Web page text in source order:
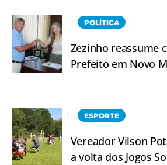
POLÍTICA
Zezinho reassume
Prefeito em Novo
ESPORTE
Vereador Vilson
a volta dos Jogos